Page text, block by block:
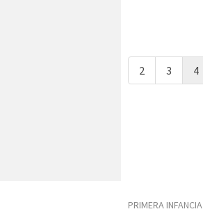
2 3 4
PRIMERA INFANCIA